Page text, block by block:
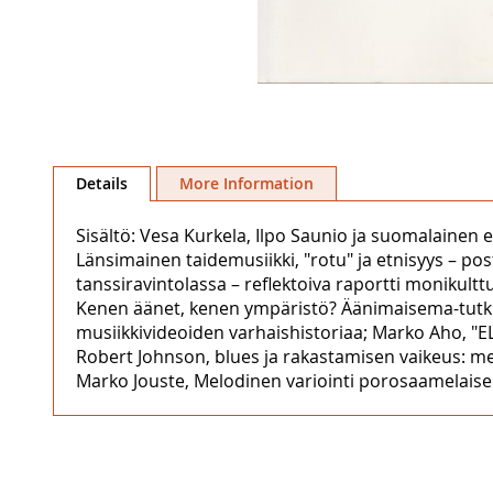
to
the
images
gallery
Details
Sisältö: Vesa Kurkela, Ilpo Saunio ja
Länsimainen taidemusiikki, "rotu" ja etnisyys –
tanssiravintolassa – reflektoiva raportti
Kenen äänet, kenen ympäristö? Äänimaisema-
musiikkivideoiden varhaishistoriaa; Marko Aho,
Robert Johnson, blues ja rakastamisen vaikeus:
Marko Jouste, Melodinen variointi
More Information